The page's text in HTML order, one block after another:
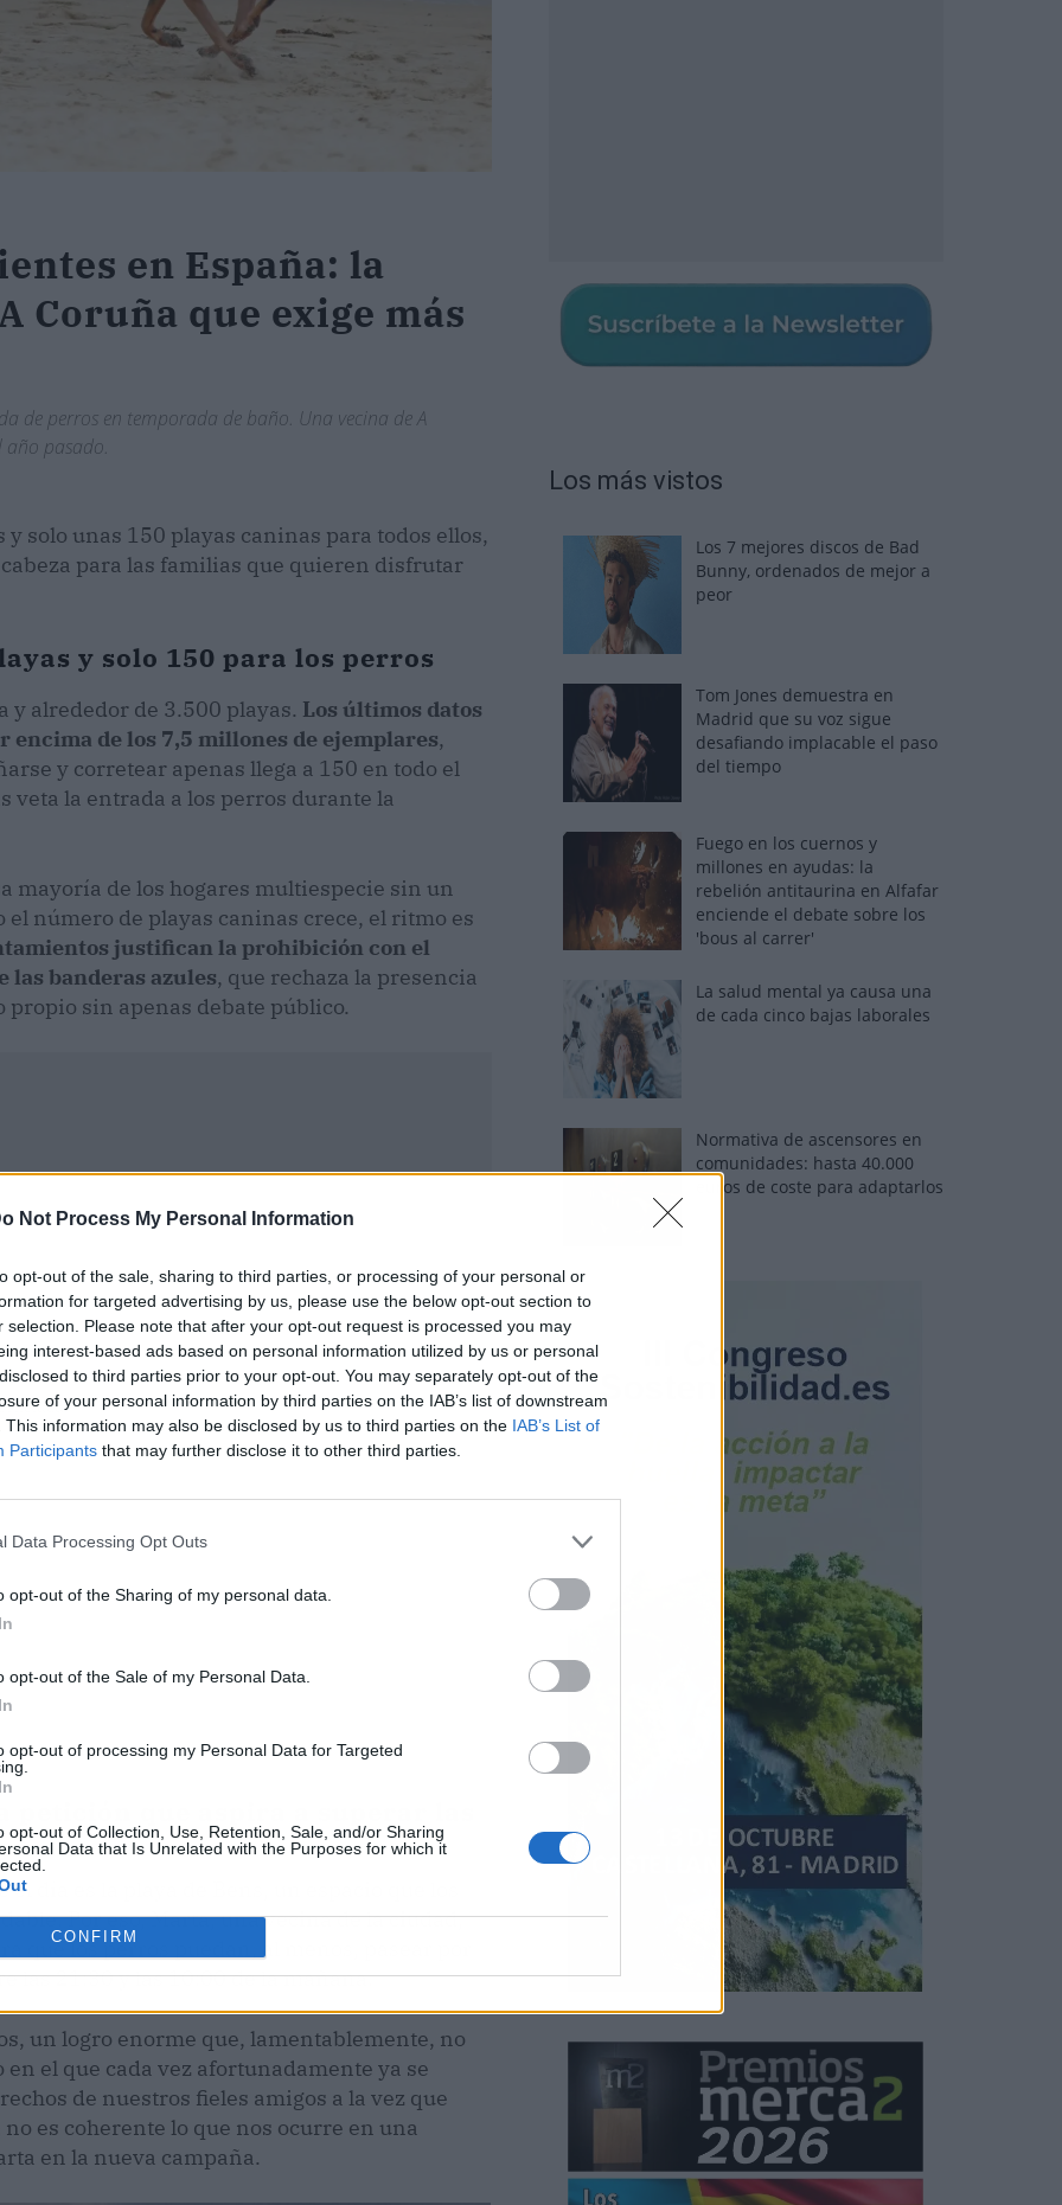
Not Process My Personal Information
opt-out of the sale, sharing to third parties, or processing of your personal or
for targeted advertising by us, please use the below opt-out section to
selection. Please note that after your opt-out request is processed you may
interest-based ads based on personal information utilized by us or personal
to third parties prior to your opt-out. You may separately opt-out of the
of your personal information by third parties on the IAB’s list of downstream
This information may also be disclosed by us to third parties on the IAB’s List of
Participants that may further disclose it to other third parties.
Data Processing Opt Outs
opt-out of the Sharing of my personal data.
opt-out of the Sale of my Personal Data.
opt-out of processing my Personal Data for Targeted
opt-out of Collection, Use, Retention, Sale, and/or Sharing
Data that Is Unrelated with the Purposes for which it
CONFIRM
en España: la
Coruña que exige más
de perros en temporada de baño. Una vecina de A
año pasado.
solo unas 150 playas caninas para todos ellos,
para las familias que quieren disfrutar
y solo 150 para los perros
y alrededor de 3.500 playas. Los últimos datos
de los 7,5 millones de ejemplares,
y corretear apenas llega a 150 en todo el
veta la entrada a los perros durante la
mayoría de los hogares multiespecie sin un
número de playas caninas crece, el ritmo es
justifican la prohibición con el
las banderas azules, que rechaza la presencia
propio sin apenas debate público.
que aspira a superar las
día es la playa de Bens, un espacio que los
Por eso, Marta, una vecina de la ciudad,
que los perros puedan, al menos, pasear por
las 21:30 y las 10:00 de la mañana.
un logro enorme que, lamentablemente, no
el que cada vez afortunadamente ya se
de nuestros fieles amigos a la vez que
es coherente lo que nos ocurre en una
en la nueva campaña.
Los más vistos
Los 7 mejores discos de Bad
Bunny, ordenados de mejor a
peor
Tom Jones demuestra en
Madrid que su voz sigue
desafiando implacable el paso
del tiempo
Fuego en los cuernos y
millones en ayudas: la
rebelión antitaurina en Alfafar
enciende el debate sobre los
'bous al carrer'
La salud mental ya causa una
de cada cinco bajas laborales
Normativa de ascensores en
comunidades: hasta 40.000
euros de coste para adaptarlos